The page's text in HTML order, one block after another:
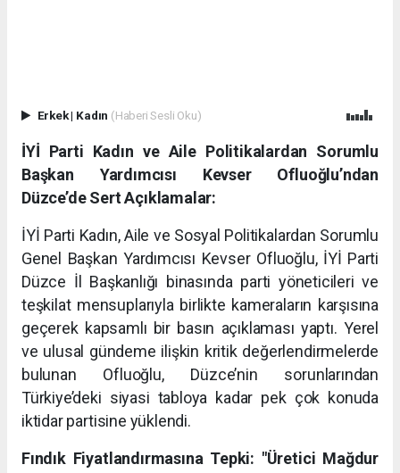
Erkek| Kadın (Haberi Sesli Oku)
İYİ Parti Kadın ve Aile Politikalardan Sorumlu
Başkan Yardımcısı Kevser Ofluoğlu’ndan
Düzce’de Sert Açıklamalar:
İYİ Parti Kadın, Aile ve Sosyal Politikalardan Sorumlu
Genel Başkan Yardımcısı Kevser Ofluoğlu, İYİ Parti
Düzce İl Başkanlığı binasında parti yöneticileri ve
teşkilat mensuplarıyla birlikte kameraların karşısına
geçerek kapsamlı bir basın açıklaması yaptı. Yerel
ve ulusal gündeme ilişkin kritik değerlendirmelerde
bulunan Ofluoğlu, Düzce’nin sorunlarından
Türkiye’deki siyasi tabloya kadar pek çok konuda
iktidar partisine yüklendi.
Fındık Fiyatlandırmasına Tepki: "Üretici Mağdur